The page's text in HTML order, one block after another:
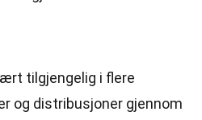
tilgjengelig i flere
og distribusjoner gjennom